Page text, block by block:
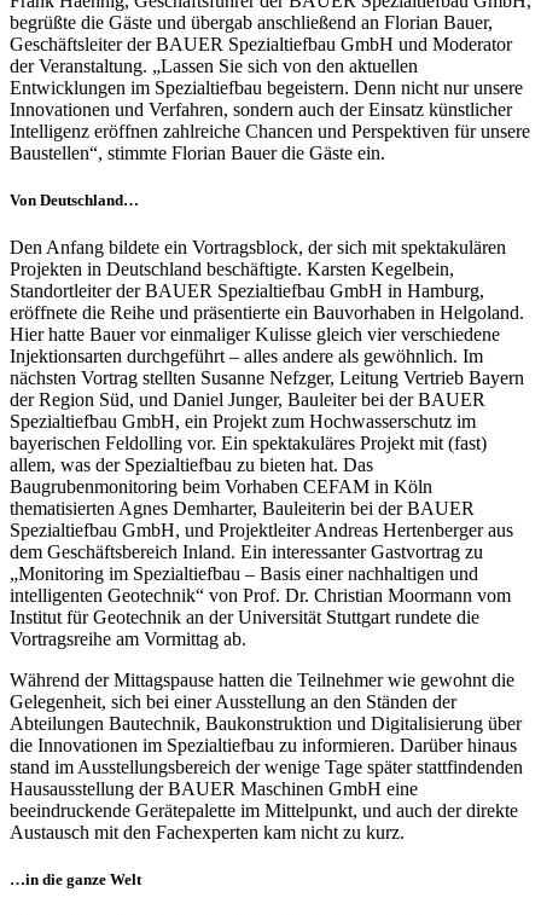
begrüßte die Gäste und übergab anschließend an Florian Bauer,
Geschäftsleiter der BAUER Spezialtiefbau GmbH und Moderator
der Veranstaltung. „Lassen Sie sich von den aktuellen
Entwicklungen im Spezialtiefbau begeistern. Denn nicht nur unsere
Innovationen und Verfahren, sondern auch der Einsatz künstlicher
Intelligenz eröffnen zahlreiche Chancen und Perspektiven für unsere
Baustellen“, stimmte Florian Bauer die Gäste ein.
Von Deutschland…
Den Anfang bildete ein Vortragsblock, der sich mit spektakulären
Projekten in Deutschland beschäftigte. Karsten Kegelbein,
Standortleiter der BAUER Spezialtiefbau GmbH in Hamburg,
eröffnete die Reihe und präsentierte ein Bauvorhaben in Helgoland.
Hier hatte Bauer vor einmaliger Kulisse gleich vier verschiedene
Injektionsarten durchgeführt – alles andere als gewöhnlich. Im
nächsten Vortrag stellten Susanne Nefzger, Leitung Vertrieb Bayern
der Region Süd, und Daniel Junger, Bauleiter bei der BAUER
Spezialtiefbau GmbH, ein Projekt zum Hochwasserschutz im
bayerischen Feldolling vor. Ein spektakuläres Projekt mit (fast)
allem, was der Spezialtiefbau zu bieten hat. Das
Baugrubenmonitoring beim Vorhaben CEFAM in Köln
thematisierten Agnes Demharter, Bauleiterin bei der BAUER
Spezialtiefbau GmbH, und Projektleiter Andreas Hertenberger aus
dem Geschäftsbereich Inland. Ein interessanter Gastvortrag zu
„Monitoring im Spezialtiefbau – Basis einer nachhaltigen und
intelligenten Geotechnik“ von Prof. Dr. Christian Moormann vom
Institut für Geotechnik an der Universität Stuttgart rundete die
Vortragsreihe am Vormittag ab.
Während der Mittagspause hatten die Teilnehmer wie gewohnt die
Gelegenheit, sich bei einer Ausstellung an den Ständen der
Abteilungen Bautechnik, Baukonstruktion und Digitalisierung über
die Innovationen im Spezialtiefbau zu informieren. Darüber hinaus
stand im Ausstellungsbereich der wenige Tage später stattfindenden
Hausausstellung der BAUER Maschinen GmbH eine
beeindruckende Gerätepalette im Mittelpunkt, und auch der direkte
Austausch mit den Fachexperten kam nicht zu kurz.
…in die ganze Welt